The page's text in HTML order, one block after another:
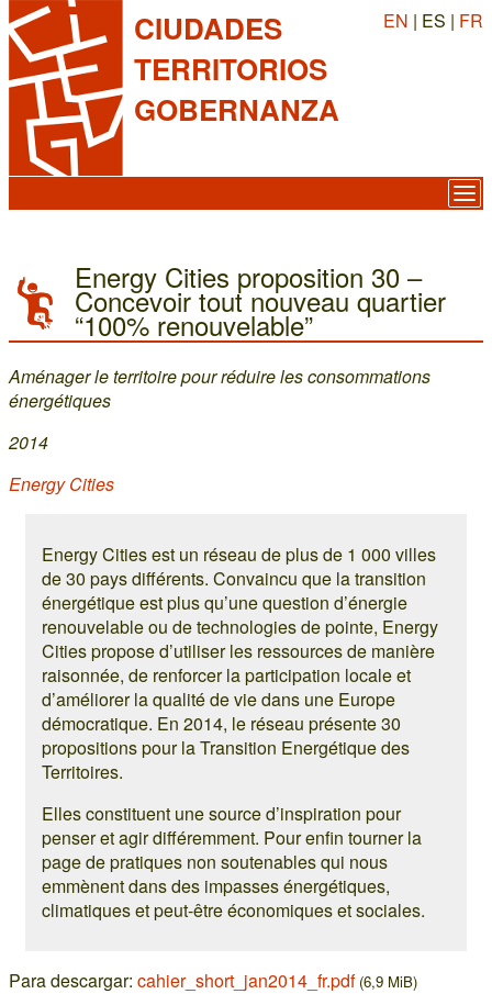
CIUDADES
TERRITORIOS
GOBERNANZA
EN | ES | FR
Energy Cities proposition 30 –
Concevoir tout nouveau quartier
“100% renouvelable”
Aménager le territoire pour réduire les consommations
énergétiques
2014
Energy Cities
Energy Cities est un réseau de plus de 1 000 villes
de 30 pays différents. Convaincu que la transition
énergétique est plus qu’une question d’énergie
renouvelable ou de technologies de pointe, Energy
Cities propose d’utiliser les ressources de manière
raisonnée, de renforcer la participation locale et
d’améliorer la qualité de vie dans une Europe
démocratique. En 2014, le réseau présente 30
propositions pour la Transition Energétique des
Territoires.
Elles constituent une source d’inspiration pour
penser et agir différemment. Pour enfin tourner la
page de pratiques non soutenables qui nous
emmènent dans des impasses énergétiques,
climatiques et peut-être économiques et sociales.
Para descargar: cahier_short_jan2014_fr.pdf (6,9 MiB)